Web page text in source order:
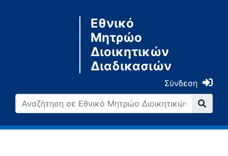
Εθνικό
Μητρώο
Διοικητικών
Διαδικασιών
Σύνδεση